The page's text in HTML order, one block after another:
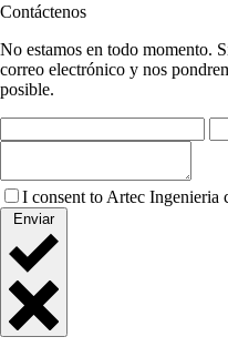
Contáctenos
No estamos en todo momento.
correo electrónico y nos
posible.
I consent to Artec Ingenieria
Enviar